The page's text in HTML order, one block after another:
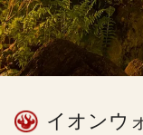
イオンウ